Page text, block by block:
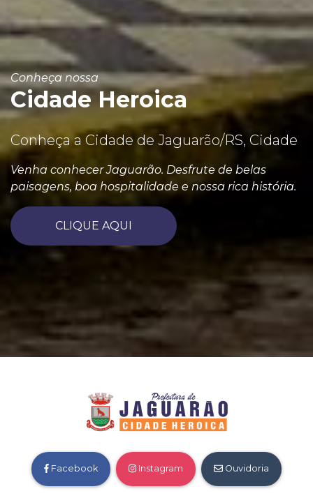
Conheça nossa
Cidade Heroica
Conheça a Cidade de Jaguarão/RS, Cidade
Venha conhecer Jaguarão. Desfrute de belas
paisagens, boa hospitalidade e nossa rica história.
CLIQUE AQUI
Facebook Instagram Ouvidoria